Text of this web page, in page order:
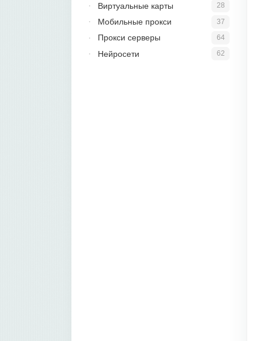
28
Виртуальные карты
37
Мобильные прокси
64
Прокси серверы
62
Нейросети